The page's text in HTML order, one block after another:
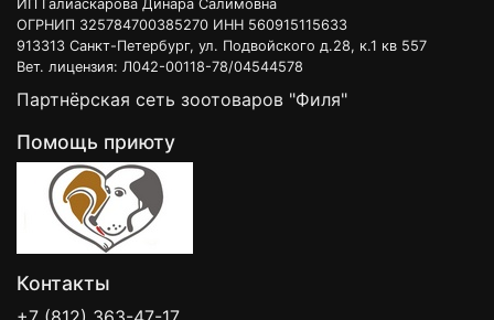
ИП Галиаскарова Динара Салимовна
ОГРНИП 325784700385270 ИНН 560915115633
913313 Санкт-Петербург, ул. Подвойского д.28, к.1 кв 557
Вет. лицензия: Л042-00118-78/04544578
Партнёрская сеть зоотоваров "Филя"
Помощь приюту
Контакты